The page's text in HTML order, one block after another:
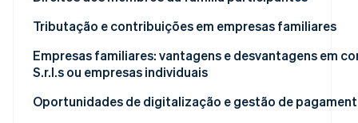
Requisitos formais
Responsabilidade e relações com terceiros
Tributação e contribuições em empresas familiares
Como a renda de empresas familiares é tributada
Empresa familiar e regime de tarifa fixa
Contribuições previdenciárias para membros da
Empresas familiares: vantagens e desvantagens em
S.r.l.s ou empresas individuais
Oportunidades de digitalização e gestão de